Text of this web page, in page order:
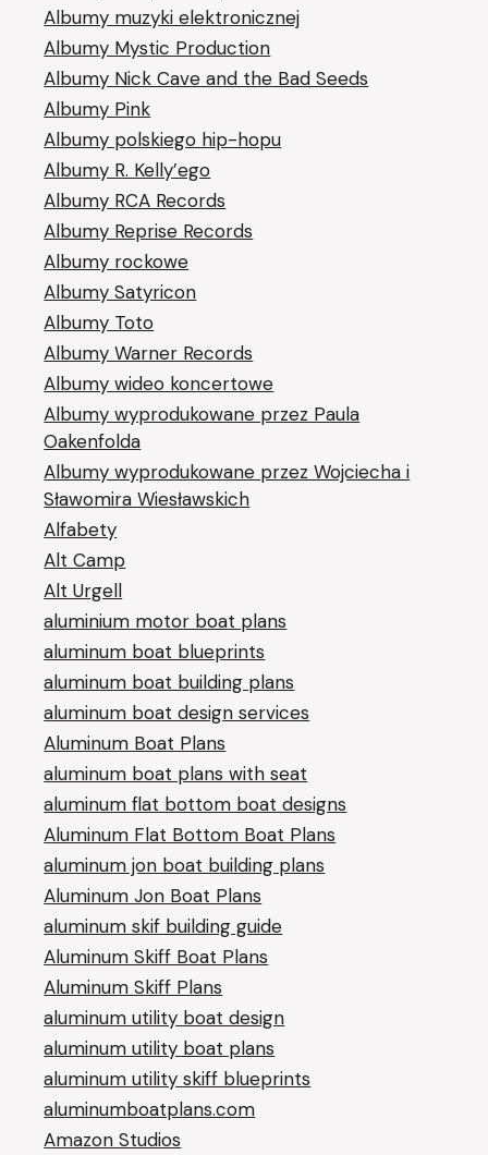
Albumy muzyki elektronicznej
Albumy Mystic Production
Albumy Nick Cave and the Bad Seeds
Albumy Pink
Albumy polskiego hip-hopu
Albumy R. Kelly’ego
Albumy RCA Records
Albumy Reprise Records
Albumy rockowe
Albumy Satyricon
Albumy Toto
Albumy Warner Records
Albumy wideo koncertowe
Albumy wyprodukowane przez Paula
Oakenfolda
Albumy wyprodukowane przez Wojciecha i
Sławomira Wiesławskich
Alfabety
Alt Camp
Alt Urgell
aluminium motor boat plans
aluminum boat blueprints
aluminum boat building plans
aluminum boat design services
Aluminum Boat Plans
aluminum boat plans with seat
aluminum flat bottom boat designs
Aluminum Flat Bottom Boat Plans
aluminum jon boat building plans
Aluminum Jon Boat Plans
aluminum skif building guide
Aluminum Skiff Boat Plans
Aluminum Skiff Plans
aluminum utility boat design
aluminum utility boat plans
aluminum utility skiff blueprints
aluminumboatplans.com
Amazon Studios